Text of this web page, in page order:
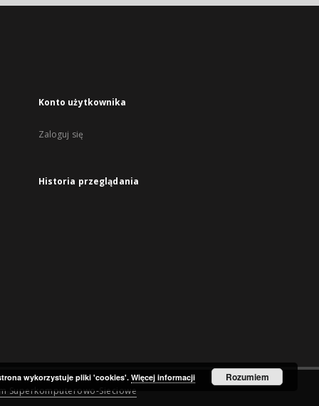
Konto użytkownika
Zaloguj się
Historia przeglądania
Superkomputerowo-Sieciowe
wykorzystuje pliki 'cookies'.Więcej informacji Rozumiem